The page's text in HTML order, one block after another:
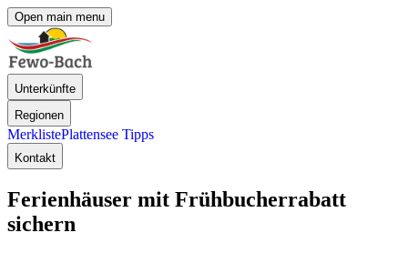
Open main menu
Unterkünfte
Regionen
MerklistePlattensee Tipps
Kontakt
Ferienhäuser mit Frühbucherrabatt
sichern